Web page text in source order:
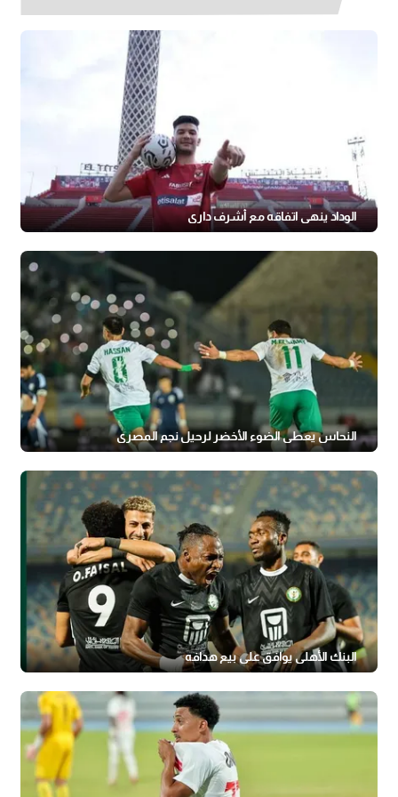
الوداد ينهي اتفاقه مع أشرف داري
النحاس يعطي الضوء الأخضر لرحيل نجم المصري
البنك الأهلي يوافق على بيع هدافه